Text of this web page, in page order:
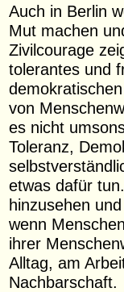
Auch in Berlin
Mut machen
Zivilcourage
tolerantes und
von
es nicht
Toleranz,
etwas dafür
hinzusehen
wenn
ihrer
Alltag, am
Nachbarschaft.